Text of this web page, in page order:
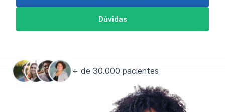
Dúvidas
+ de 30.000 pacientes